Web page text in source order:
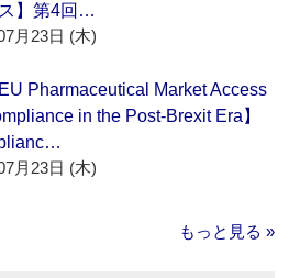
】第4回…
月23日 (木)
Pharmaceutical Market Access
in the Post-Brexit Era】
月23日 (木)
もっと見る »